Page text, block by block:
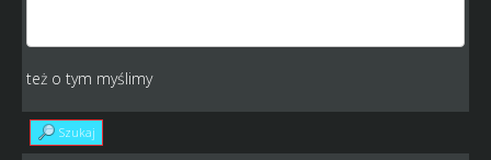
też o tym myślimy
Szukaj